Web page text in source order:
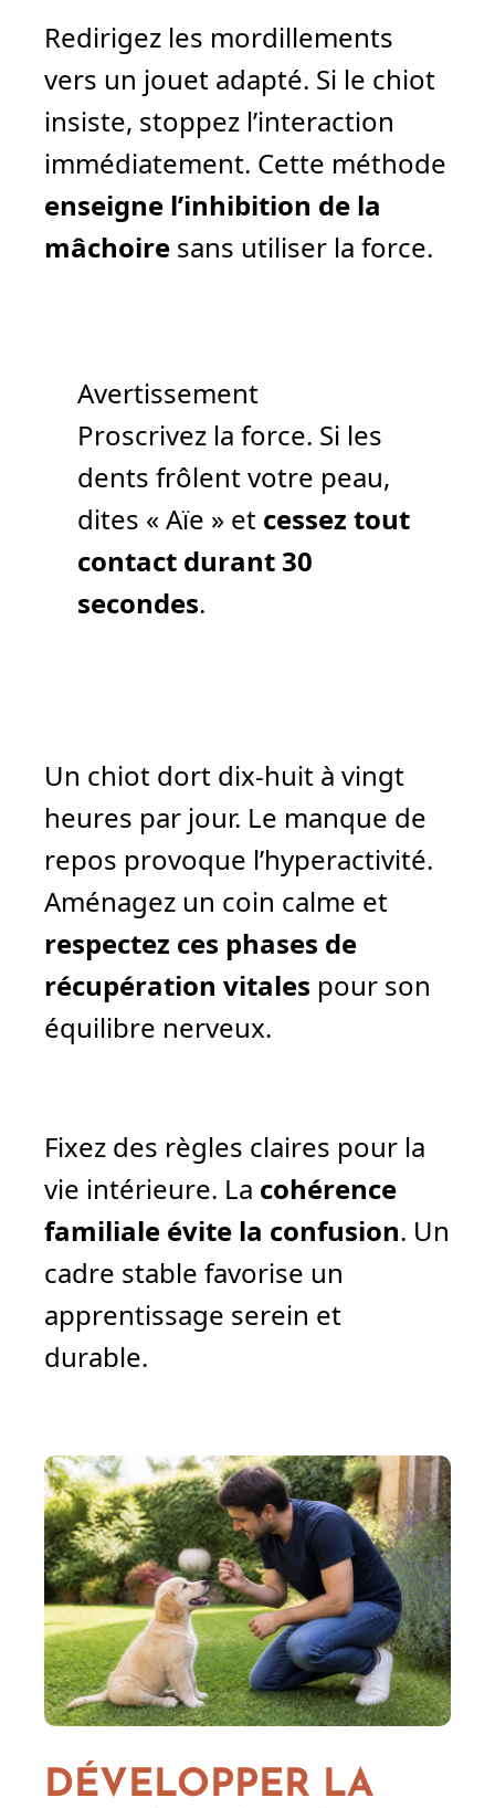
Redirigez les mordillements
vers un jouet adapté. Si le chiot
insiste, stoppez l’interaction
immédiatement. Cette méthode
enseigne l’inhibition de la
mâchoire sans utiliser la force.
Avertissement
Proscrivez la force. Si les
dents frôlent votre peau,
dites « Aïe » et cessez tout
contact durant 30
secondes.
Un chiot dort dix-huit à vingt
heures par jour. Le manque de
repos provoque l’hyperactivité.
Aménagez un coin calme et
respectez ces phases de
récupération vitales pour son
équilibre nerveux.
Fixez des règles claires pour la
vie intérieure. La cohérence
familiale évite la confusion. Un
cadre stable favorise un
apprentissage serein et
durable.
DÉVELOPPER LA